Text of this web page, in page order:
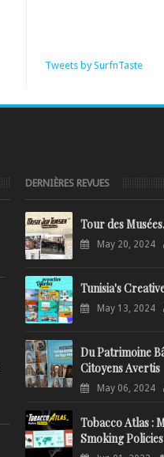
Tweets by SurfnTaste
DERNIÈRES REVUES
Tour des
May 20, 2024
Tunisia's
May 13, 2024
Du Patrimoine
Citoyens Avertis
May 06, 2024
Tobacco Atlas :
Smoking